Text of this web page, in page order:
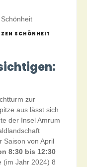
SCHÖNHEIT
zur
aus lässt sich
der Insel Amrum
von April
8:30 bis 12:30
(im Jahr 2024) 8